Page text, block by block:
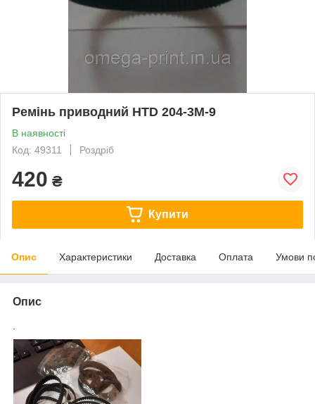
Ремінь приводний HTD 204-3M-9
В наявності
Код: 49311
Роздріб
420 ₴
Купити
Опис Характеристики Доставка Оплата Умови
Опис